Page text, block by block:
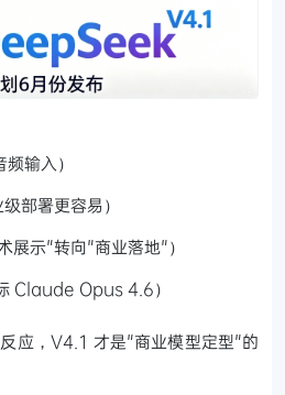
输入）
部署更容易）
展示"转向"商业落地"）
Claude Opus 4.6）
应，V4.1 才是"商业模型定型"的